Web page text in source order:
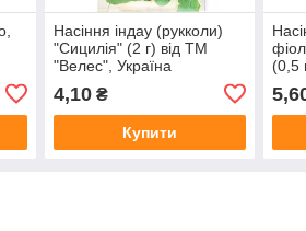
Насіння індау (рукколи)
"Сицилія" (2 г) від ТМ
"Велес", Україна
4,10₴
Купити
(0,5